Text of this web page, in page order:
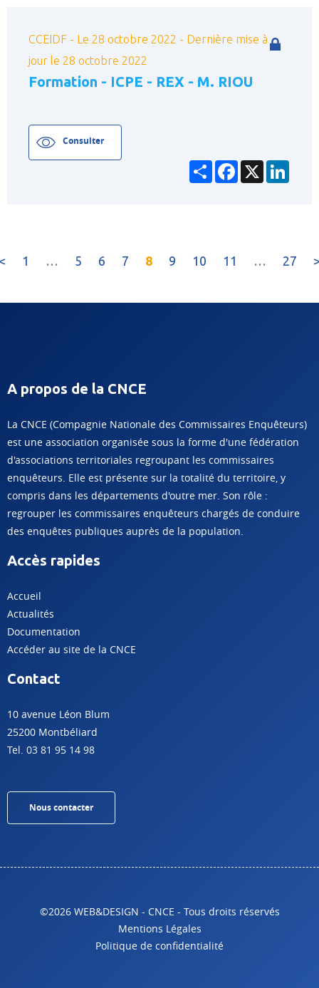
CCEIDF - Le 28 octobre 2022 - Dernière mise à
jour le 28 octobre 2022
Formation - ICPE - REX - M. RIOU
Consulter
PartagerFacebook
X
1 … 5 6 7 8(current)
9 10 11 … 27
A propos de la CNCE
La CNCE (Compagnie Nationale des Commissaires Enquêteurs)
est une association organisée sous la forme d'une fédération
d'associations territoriales regroupant les commissaires
enquêteurs. Elle est présente sur la totalité du territoire, y
compris dans les départements d'outre mer. Son rôle :
regrouper les commissaires enquêteurs chargés de conduire
des enquêtes publiques auprès de la population.
Accès rapides
Accueil
Actualités
Documentation
Accéder au site de la CNCE
Contact
10 avenue Léon Blum
25200 Montbéliard
Tel. 03 81 95 14 98
Nous contacter
©2026 WEB&DESIGN - CNCE - Tous droits réservés
Mentions Légales
Politique de confidentialité